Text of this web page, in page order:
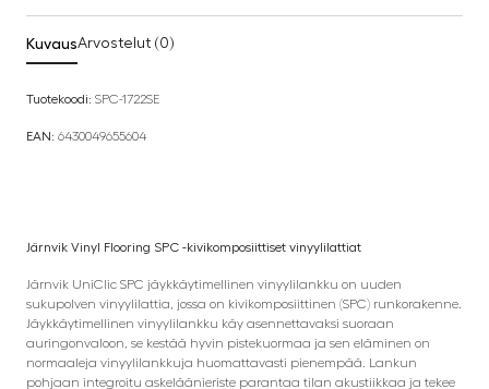
KuvausArvostelut (0)
Tuotekoodi: SPC-1722SE
EAN: 6430049655604
Järnvik Vinyl Flooring SPC -kivikomposiittiset vinyylilattiat
Järnvik UniClic SPC jäykkäytimellinen vinyylilankku on uuden
sukupolven vinyylilattia, jossa on kivikomposiittinen (SPC) runkorakenne.
Jäykkäytimellinen vinyylilankku käy asennettavaksi suoraan
auringonvaloon, se kestää hyvin pistekuormaa ja sen eläminen on
normaaleja vinyylilankkuja huomattavasti pienempää. Lankun
pohjaan integroitu askeläänieriste parantaa tilan akustiikkaa ja tekee